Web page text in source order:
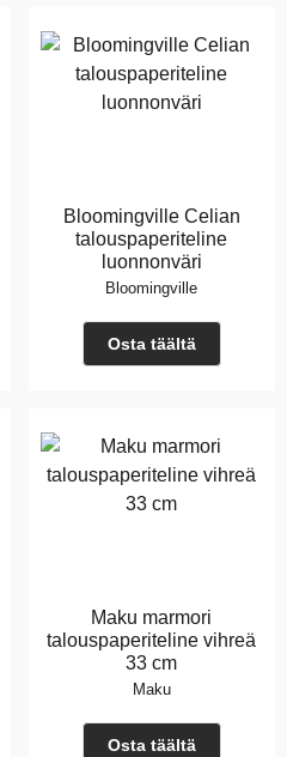
Bloomingville Celian
talouspaperiteline
luonnonväri
Bloomingville
Osta täältä
Maku marmori
talouspaperiteline vihreä
33 cm
Maku
Osta täältä